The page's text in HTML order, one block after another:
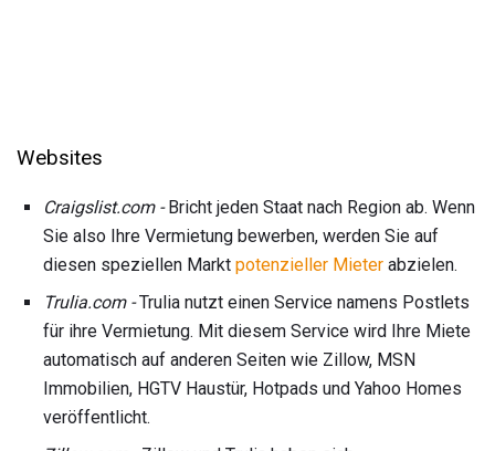
Websites
Craigslist.com -Bricht jeden Staat nach Region ab. Wenn
Sie also Ihre Vermietung bewerben, werden Sie auf
diesen speziellen Markt potenzieller Mieter abzielen.
Trulia.com -Trulia nutzt einen Service namens Postlets
für ihre Vermietung. Mit diesem Service wird Ihre Miete
automatisch auf anderen Seiten wie Zillow, MSN
Immobilien, HGTV Haustür, Hotpads und Yahoo Homes
veröffentlicht.